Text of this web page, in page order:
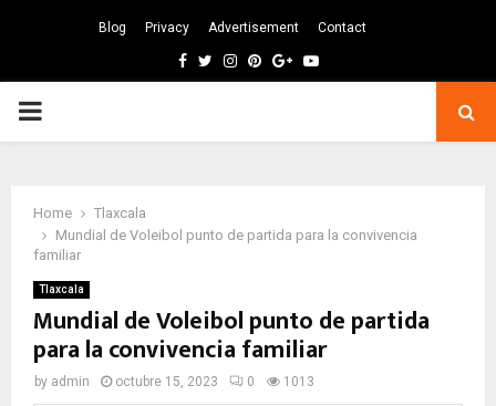
Blog Privacy Advertisement Contact
Facebook
TwitterInstagram
Pinterest
GoogleYoutube
PRIMARY
Home
Tlaxcala
Mundial de Voleibol punto de partida para la convivencia
familiar
Tlaxcala
Mundial de Voleibol punto de partida
para la convivencia familiar
by admin octubre 15, 2023 0 1013